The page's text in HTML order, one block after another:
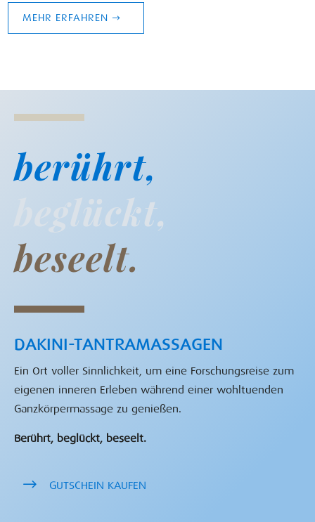
MEHR ERFAHREN
berührt,
beglückt,
beseelt.
DAKINI-TANTRAMASSAGEN
Ein Ort voller Sinnlichkeit, um eine Forschungsreise zum
eigenen inneren Erleben während einer wohltuenden
Ganzkörpermassage zu genießen.
Berührt, beglückt, beseelt.
GUTSCHEIN KAUFEN